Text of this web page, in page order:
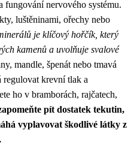
fungování nervového systému.
luštěninami, ořechy nebo
je klíčový hořčík, který
kamenů a uvolňuje svalové
mandle, špenát nebo tmavá
regulovat krevní tlak a
ho v bramborách, rajčatech,
pít dostatek tekutin,
vyplavovat škodlivé látky z